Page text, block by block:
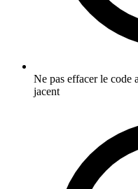
Ne pas effacer le code
jacent